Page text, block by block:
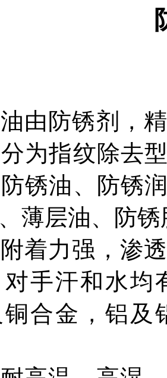
防锈剂，精
为指纹除去
锈油、防锈
薄层油、防
力强，渗透
手汗和水均
合金，铝及